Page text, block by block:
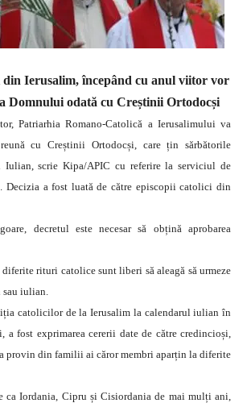
Ierusalim, începând cu anul viitor vor
Domnului odată cu Creștinii Ortodocși
Patriarhia Romano-Catolică a Ierusalimului va
cu Creștinii Ortodocși, care țin sărbătorile
Iulian, scrie Kipa/APIC cu referire la serviciul de
Decizia a fost luată de către episcopii catolici din
decretul este necesar să obțină aprobarea
rituri catolice sunt liberi să aleagă să urmeze
sau iulian.
catolicilor de la Ierusalim la calendarul iulian în
a fost exprimarea cererii date de către credincioși,
provin din familii ai căror membri aparțin la diferite
ca Iordania, Cipru și Cisiordania de mai mulți ani,